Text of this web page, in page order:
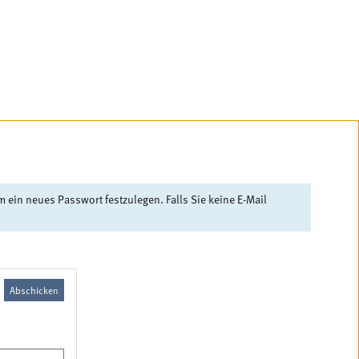
neues Passwort festzulegen. Falls Sie keine E-Mail
Abschicken